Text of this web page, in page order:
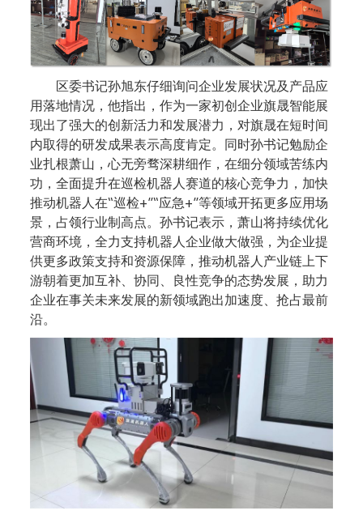
区委书记孙旭东仔细询问企业发展状况及产品应
用落地情况，他指出，作为一家初创企业旗晟智能展
现出了强大的创新活力和发展潜力，对旗晟在短时间
内取得的研发成果表示高度肯定。同时孙书记勉励企
业扎根萧山，心无旁骛深耕细作，在细分领域苦练内
功，全面提升在巡检机器人赛道的核心竞争力，加快
推动机器人在“巡检+”“应急+”等领域开拓更多应用场
景，占领行业制高点。孙书记表示，萧山将持续优化
营商环境，全力支持机器人企业做大做强，为企业提
供更多政策支持和资源保障，推动机器人产业链上下
游朝着更加互补、协同、良性竞争的态势发展，助力
企业在事关未来发展的新领域跑出加速度、抢占最前
沿。